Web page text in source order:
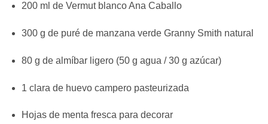
200 ml de Vermut blanco Ana Caballo
300 g de puré de manzana verde Granny Smith natural
80 g de almíbar ligero (50 g agua / 30 g azúcar)
1 clara de huevo campero pasteurizada
Hojas de menta fresca para decorar